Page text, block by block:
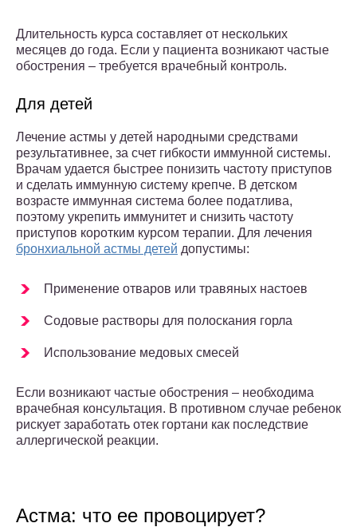
Длительность курса составляет от нескольких
месяцев до года. Если у пациента возникают частые
обострения – требуется врачебный контроль.
Для детей
Лечение астмы у детей народными средствами
результативнее, за счет гибкости иммунной системы.
Врачам удается быстрее понизить частоту приступов
и сделать иммунную систему крепче. В детском
возрасте иммунная система более податлива,
поэтому укрепить иммунитет и снизить частоту
приступов коротким курсом терапии. Для лечения
бронхиальной астмы детей допустимы:
Применение отваров или травяных настоев
Содовые растворы для полоскания горла
Использование медовых смесей
Если возникают частые обострения – необходима
врачебная консультация. В противном случае ребенок
рискует заработать отек гортани как последствие
аллергической реакции.
Астма: что ее провоцирует?